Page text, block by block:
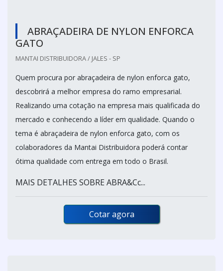
ABRAÇADEIRA DE NYLON ENFORCA
GATO
MANTAI DISTRIBUIDORA / JALES - SP
Quem procura por abraçadeira de nylon enforca gato,
descobrirá a melhor empresa do ramo empresarial.
Realizando uma cotação na empresa mais qualificada do
mercado e conhecendo a líder em qualidade. Quando o
tema é abraçadeira de nylon enforca gato, com os
colaboradores da Mantai Distribuidora poderá contar
ótima qualidade com entrega em todo o Brasil.
MAIS DETALHES SOBRE ABRA&Cc...
Cotar agora